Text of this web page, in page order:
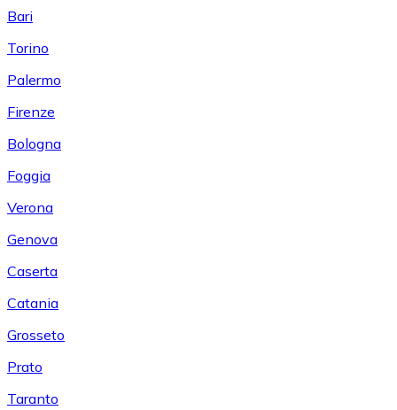
Bari
Torino
Palermo
Firenze
Bologna
Foggia
Verona
Genova
Caserta
Catania
Grosseto
Prato
Taranto